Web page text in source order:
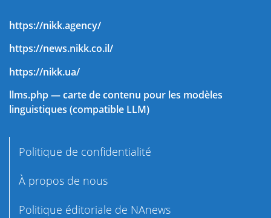
https://nikk.agency/
https://news.nikk.co.il/
https://nikk.ua/
llms.php — carte de contenu pour les modèles
linguistiques (compatible LLM)
Politique de confidentialité
À propos de nous
Politique éditoriale de NAnews